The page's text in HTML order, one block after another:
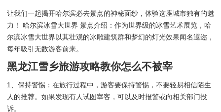
让我们一起揭开哈尔滨必去景点的神秘面纱，体验这座城市独有的魅
力！ 哈尔滨冰雪大世界 景点介绍：作为世界级的冰雪艺术展览，哈
尔滨冰雪大世界以其壮观的冰雕建筑群和梦幻的灯光效果闻名遐迩，
每年吸引无数游客前来。
黑龙江雪乡旅游攻略教你怎么不被宰
1、保持警惕：在旅行过程中，游客要保持警惕，不要轻易相信陌生
人的推荐。如果发现有人试图宰客，可以及时报警或向相关部门投
诉。